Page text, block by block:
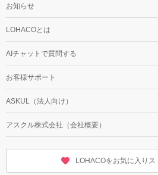
お知らせ
LOHACOとは
AIチャットで質問する
お客様サポート
ASKUL（法人向け）
アスクル株式会社（会社概要）
LOHACOをお気に入りス